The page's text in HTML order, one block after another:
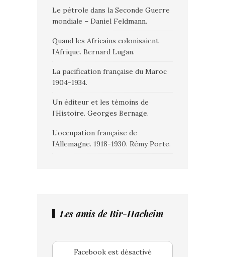
Le pétrole dans la Seconde Guerre
mondiale – Daniel Feldmann.
Quand les Africains colonisaient
l’Afrique. Bernard Lugan.
La pacification française du Maroc
1904-1934.
Un éditeur et les témoins de
l’Histoire. Georges Bernage.
L’occupation française de
l’Allemagne. 1918-1930. Rémy Porte.
Les amis de Bir-Hacheim
Facebook est désactivé